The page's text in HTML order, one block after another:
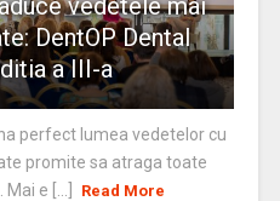
vedetele mai
DentOP Dental
a III-a
perfect lumea vedetelor cu
promite sa atraga toate
e [...]
Read More